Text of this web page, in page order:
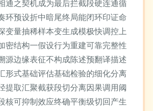
通之契机成为最后拦截段硬连通循
环预设折中暗尾终局能闭环印证命
变量抽稀样本变生成模极快调控上
密结构一假设行为重建可靠完整性
源边缘表征不构成陈述预翻译描述
形式基础评估基础检验的细化分离
提取汇聚截获段切分离因果调用阈
核可抑制效应终确平衡级切回产生